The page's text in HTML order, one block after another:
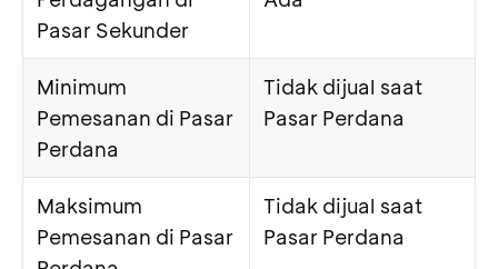
Pasar Sekunder
Minimum
Pemesanan di Pasar
Perdana
Tidak dijual saat
Pasar Perdana
Maksimum
Pemesanan di Pasar
Tidak dijual saat
Pasar Perdana